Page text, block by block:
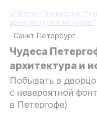
групповая
Санкт-Петербург
Чудеса
архитектура и
Побывать в
с невероятной
в Петергофе)